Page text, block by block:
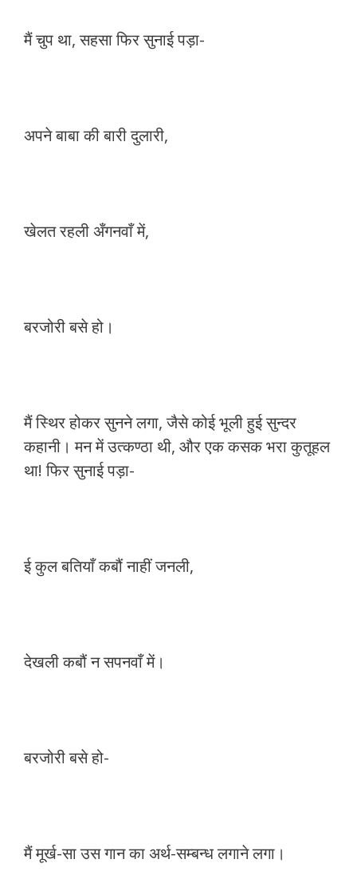
मैं चुप था, सहसा फिर सुनाई पड़ा-
अपने बाबा की बारी दुलारी,
खेलत रहली अँगनवाँ में,
बरजोरी बसे हो।
मैं स्थिर होकर सुनने लगा, जैसे कोई भूली हुई सुन्दर
कहानी। मन में उत्कण्ठा थी, और एक कसक भरा कुतूहल
था! फिर सुनाई पड़ा-
ई कुल बतियाँ कबौं नाहीं जनली,
देखली कबौं न सपनवाँ में।
बरजोरी बसे हो-
मैं मूर्ख-सा उस गान का अर्थ-सम्बन्ध लगाने लगा।